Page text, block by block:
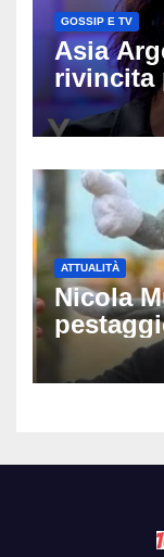
GOSSIP E TV
Asia
rivincita
ATTUALITÀ
Nicola
quattro
dopo